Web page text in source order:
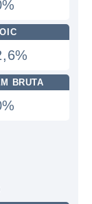
BRUTA